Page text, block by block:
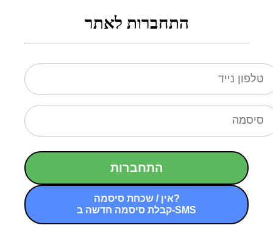
התחברות לאתר
התחברות
אין / שכחת סיסמה?
קבלת סיסמה חדשה ב-SMS